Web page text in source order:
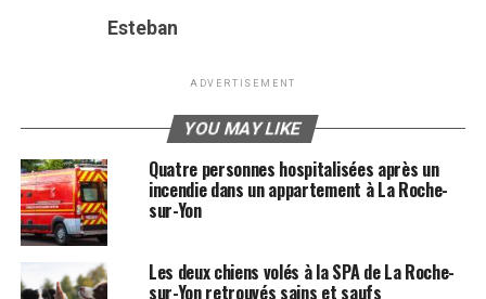
Esteban
ADVERTISEMENT
YOU MAY LIKE
Quatre personnes hospitalisées après un
incendie dans un appartement à La Roche-
sur-Yon
Les deux chiens volés à la SPA de La Roche-
sur-Yon retrouvés sains et saufs